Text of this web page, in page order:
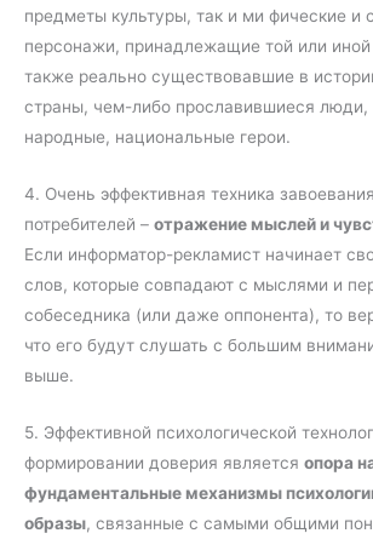
предметы культуры, так и ми фические и
персонажи, принадлежащие той или иной
также реально существовавшие в
страны, чем-либо прославившиеся люди,
народные, национальные герои.
4. Очень эффективная техника
потребителей – отражение мыслей и
Если информатор-рекламист начинает
слов, которые совпадают с мыслями и
собеседника (или даже оппонента), то
что его будут слушать с большим
выше.
5. Эффективной психологической
формировании доверия является опора
фундаментальные механизмы
образы, связанные с самыми общими